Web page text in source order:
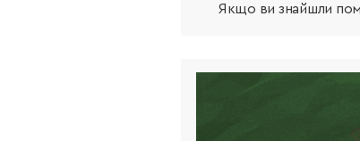
Якщо ви знайшли